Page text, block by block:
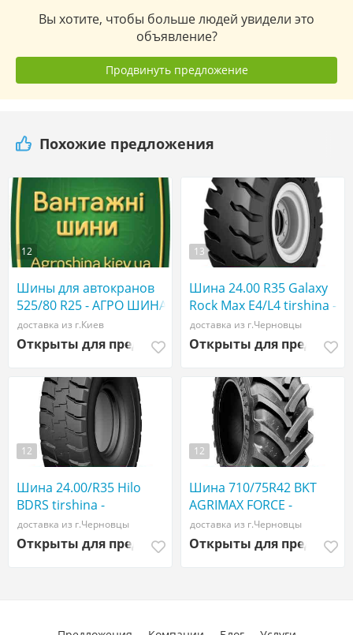
Вы хотите, чтобы больше людей увидели это
объявление?
Продвинуть предложение
Похожие предложения
12
Шины для автокранов
525/80 R25 - АГРО ШИНА
☎️ 0507773380
доставка из г.Киев
Открыты для предложений
13
Шина 24.00 R35 Galaxy
Rock Max E4/L4 tirshina -
АГРОШИНА ☎️
0507773380
доставка из г.Черновцы
Открыты для
12
Шина 24.00/R35 Hilo
BDRS tirshina -
АГРОШИНА ☎️
0507773380
доставка из г.Черновцы
Открыты для предложений
12
Шина 710/75R42 BKT
AGRIMAX FORCE -
АГРОШИНА ☎️
0507773380
доставка из г.Черновцы
Открыты для